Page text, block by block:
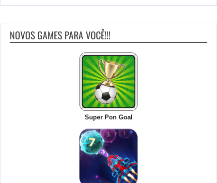
NOVOS GAMES PARA VOCÊ!!!
Super Pon Goal